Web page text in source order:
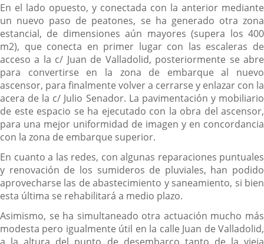
En el lado opuesto, y conectada con la anterior mediante
un nuevo paso de peatones, se ha generado otra zona
estancial, de dimensiones aún mayores (supera los 400
m2), que conecta en primer lugar con las escaleras de
acceso a la c/ Juan de Valladolid, posteriormente se abre
para convertirse en la zona de embarque al nuevo
ascensor, para finalmente volver a cerrarse y enlazar con la
acera de la c/ Julio Senador. La pavimentación y mobiliario
de este espacio se ha ejecutado con la obra del ascensor,
para una mejor uniformidad de imagen y en concordancia
con la zona de embarque superior.
En cuanto a las redes, con algunas reparaciones puntuales
y renovación de los sumideros de pluviales, han podido
aprovecharse las de abastecimiento y saneamiento, si bien
esta última se rehabilitará a medio plazo.
Asimismo, se ha simultaneado otra actuación mucho más
modesta pero igualmente útil en la calle Juan de Valladolid,
a la altura del punto de desembarco tanto de la vieja